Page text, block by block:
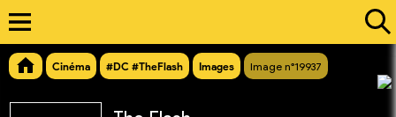
Cinéma #DC #TheFlash Images Image n°19937